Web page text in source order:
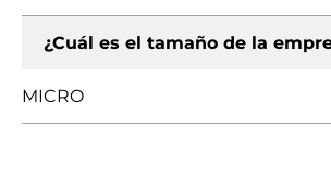
¿Cuál es el tamaño de la
MICRO